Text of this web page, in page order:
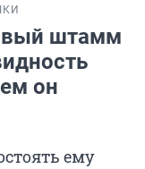
штамм
он
ему